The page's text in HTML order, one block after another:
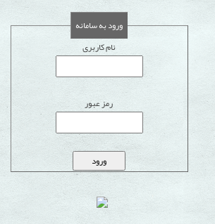
ورود به سامانه
نام کاربری